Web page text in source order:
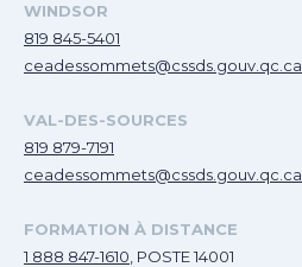
WINDSOR
819 845-5401
ceadessommets@cssds.gouv.qc.ca
VAL-DES-SOURCES
819 879-7191
ceadessommets@cssds.gouv.qc.ca
FORMATION À DISTANCE
1 888 847-1610 , POSTE 14001